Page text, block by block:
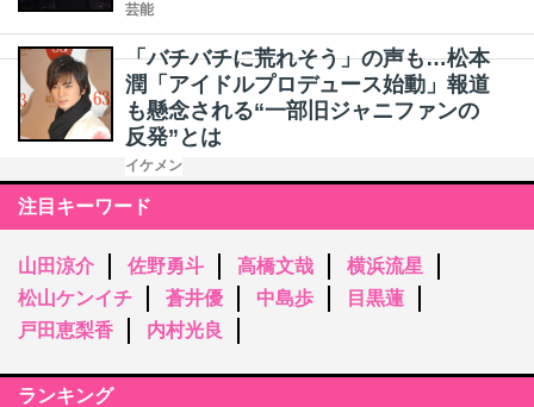
芸能
「バチバチに荒れそう」の声も…松本
潤「アイドルプロデュース始動」報道
も懸念される“一部旧ジャニファンの
反発”とは
イケメン
注目キーワード
山田涼介 佐野勇斗 高橋文哉
横浜流星
松山ケンイチ
蒼井優 中島歩
目黒蓮
戸田恵梨香
内村光良
ランキング